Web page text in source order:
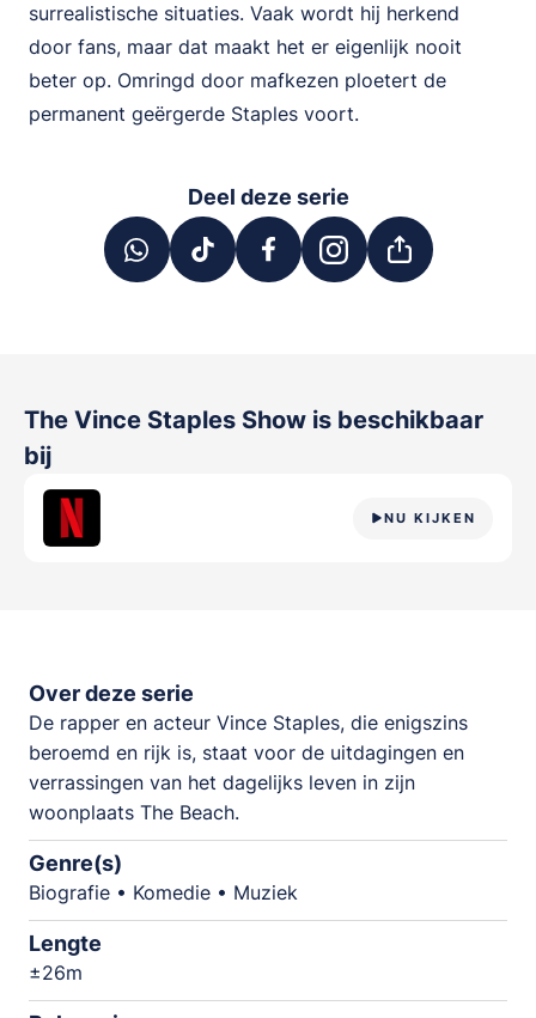
surrealistische situaties. Vaak wordt hij herkend
door fans, maar dat maakt het er eigenlijk nooit
beter op. Omringd door mafkezen ploetert de
permanent geërgerde Staples voort.
Deel deze serie
The Vince Staples Show is beschikbaar
bij
NU KIJKEN
Over deze serie
De rapper en acteur Vince Staples, die enigszins
beroemd en rijk is, staat voor de uitdagingen en
verrassingen van het dagelijks leven in zijn
woonplaats The Beach.
Genre(s)
Biografie • Komedie • Muziek
Lengte
±26m